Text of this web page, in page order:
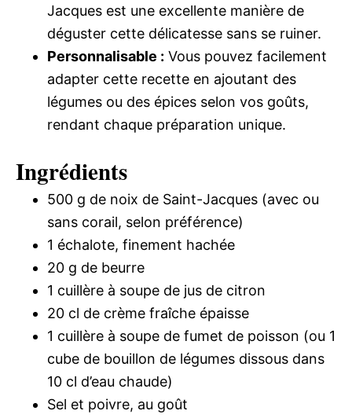
Jacques est une excellente manière de
déguster cette délicatesse sans se ruiner.
Personnalisable : Vous pouvez facilement
adapter cette recette en ajoutant des
légumes ou des épices selon vos goûts,
rendant chaque préparation unique.
Ingrédients
500 g de noix de Saint-Jacques (avec ou
sans corail, selon préférence)
1 échalote, finement hachée
20 g de beurre
1 cuillère à soupe de jus de citron
20 cl de crème fraîche épaisse
1 cuillère à soupe de fumet de poisson (ou 1
cube de bouillon de légumes dissous dans
10 cl d’eau chaude)
Sel et poivre, au goût